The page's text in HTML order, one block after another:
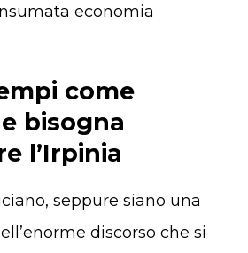
economia
come
bisogna
l’Irpinia
seppure siano una
discorso che si